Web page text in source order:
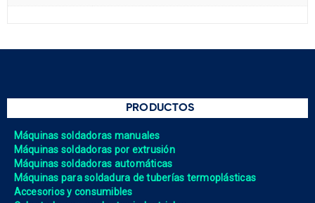
PRODUCTOS
Máquinas soldadoras manuales
Máquinas soldadoras por extrusión
Máquinas soldadoras automáticas
Máquinas para soldadura de tuberías termoplásticas
Accesorios y consumibles